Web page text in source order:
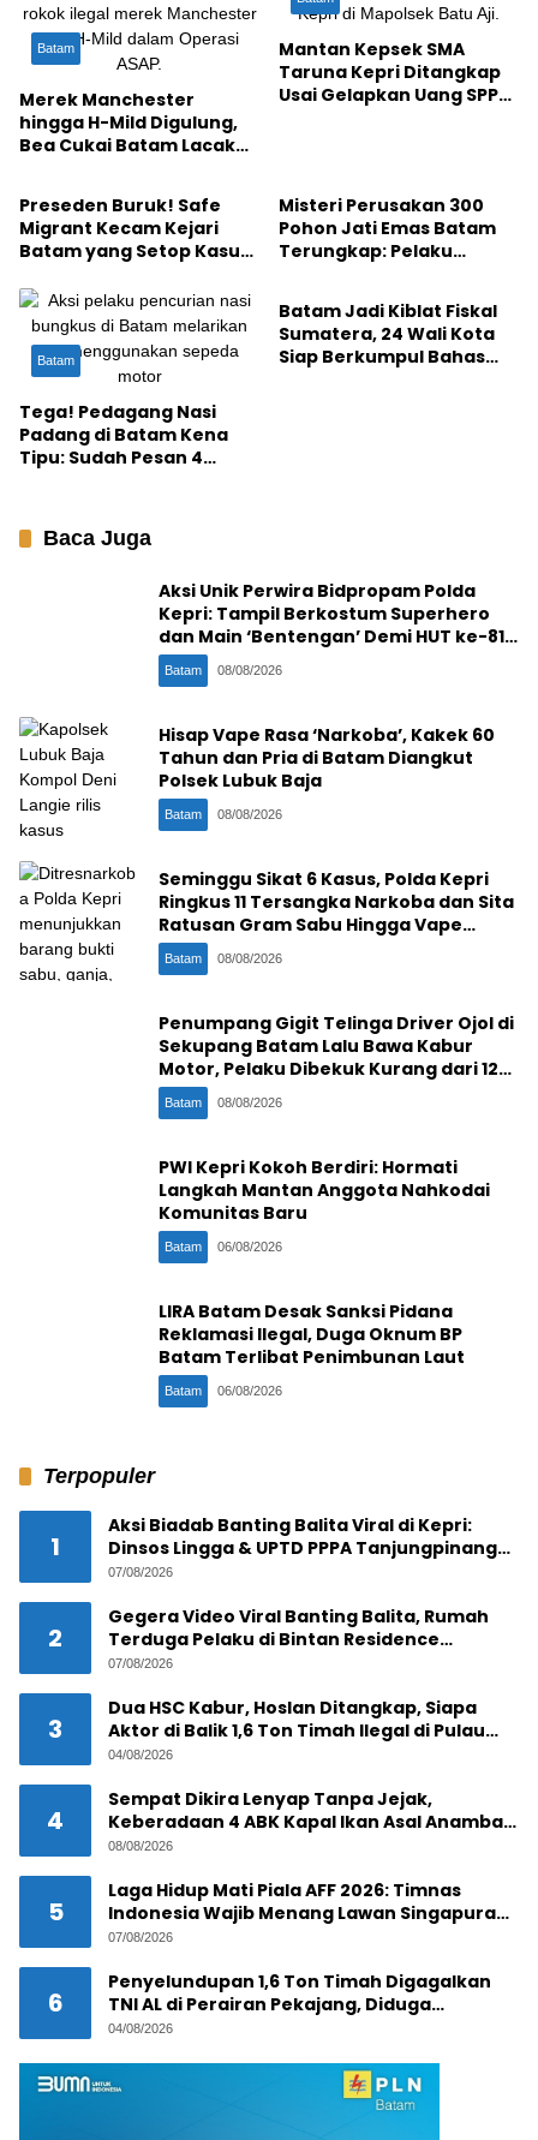
Batam
Merek Manchester
hingga H-Mild Digulung,
Bea Cukai Batam Lacak
Mantan Kepsek SMA
Taruna Kepri Ditangkap
Usai Gelapkan Uang SPP
Hukum
Preseden Buruk! Safe
Migrant Kecam Kejari
Batam yang Setop Kasus
Alasan Dinikahkan
Misteri Perusakan 300
Pohon Jati Emas Batam
Terungkap: Pelaku
Batam
Tega! Pedagang Nasi
Padang di Batam Kena
Tipu: Sudah Pesan 4
Batam
Batam Jadi Kiblat Fiskal
Sumatera, 24 Wali Kota
Siap Berkumpul Bahas
Baca Juga
Aksi Unik Perwira Bidpropam Polda
Kepri: Tampil Berkostum Superhero
dan Main ‘Bentengan’ Demi HUT ke-81
RIBatam 08/08/2026
Hisap Vape Rasa ‘Narkoba’, Kakek 60
Tahun dan Pria di Batam Diangkut
Polsek Lubuk Baja
Batam 08/08/2026
Seminggu Sikat 6 Kasus, Polda Kepri
Ringkus 11 Tersangka Narkoba dan Sita
Ratusan Gram Sabu Hingga Vape
Etomidate
Batam 08/08/2026
Penumpang Gigit Telinga Driver Ojol di
Sekupang Batam Lalu Bawa Kabur
Motor, Pelaku Dibekuk Kurang dari 12
Jam
Batam 08/08/2026
PWI Kepri Kokoh Berdiri: Hormati
Langkah Mantan Anggota Nahkodai
Komunitas Baru
Batam 06/08/2026
LIRA Batam Desak Sanksi Pidana
Reklamasi Ilegal, Duga Oknum BP
Batam Terlibat Penimbunan Laut
Batam 06/08/2026
Terpopuler
1
Aksi Biadab Banting Balita Viral di Kepri:
Dinsos Lingga & UPTD PPPA Tanjungpinang
Lacak Pelaku
07/08/2026
2
Gegera Video Viral Banting Balita, Rumah
Terduga Pelaku di Bintan Residence
Tanjungpinang Diserbu Warga
07/08/2026
3
Dua HSC Kabur, Hoslan Ditangkap, Siapa
Aktor di Balik 1,6 Ton Timah Ilegal di Pulau
Pekajang ?
04/08/2026
4
Sempat Dikira Lenyap Tanpa Jejak,
Keberadaan 4 ABK Kapal Ikan Asal Anambas
Akhirnya Terkuak!
08/08/2026
5
Laga Hidup Mati Piala AFF 2026: Timnas
Indonesia Wajib Menang Lawan Singapura
Demi Tiket Semifinal
07/08/2026
6
Penyelundupan 1,6 Ton Timah Digagalkan
TNI AL di Perairan Pekajang, Diduga
Melibatkan Jaringan Internasional
04/08/2026